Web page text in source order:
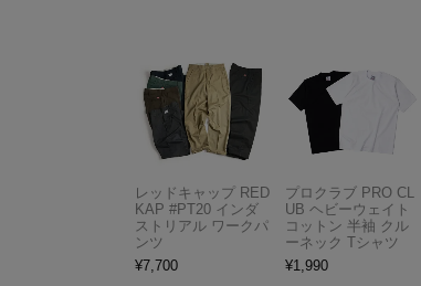
レッドキャップ RED
KAP #PT20 インダ
ストリアル ワークパ
ンツ
¥7,700
プロクラブ PRO CL
UB ヘビーウェイト
コットン 半袖 クル
ーネック Tシャツ
¥1,990